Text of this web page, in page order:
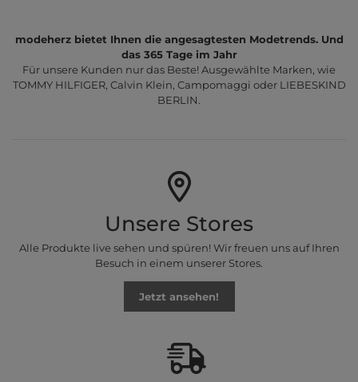
modeherz bietet Ihnen die angesagtesten Modetrends. Und
das 365 Tage im Jahr
Für unsere Kunden nur das Beste! Ausgewählte Marken, wie
TOMMY HILFIGER, Calvin Klein, Campomaggi oder LIEBESKIND
BERLIN.
Unsere Stores
Alle Produkte live sehen und spüren! Wir freuen uns auf Ihren
Besuch in einem unserer Stores.
Jetzt ansehen!